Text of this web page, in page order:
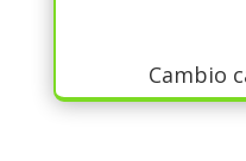
Cambio